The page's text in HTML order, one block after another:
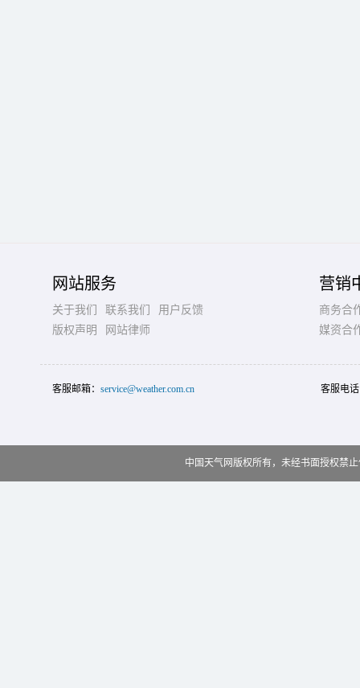
网站服务
关于我们 联系我们
用户反馈
版权声明
网站律师
营销
商务合
媒资合
客服邮箱： service@weather.com.cn 客服电
中国天气网版权所有，未经书面授权